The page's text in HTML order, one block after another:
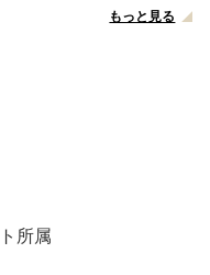
もっと見る
所属